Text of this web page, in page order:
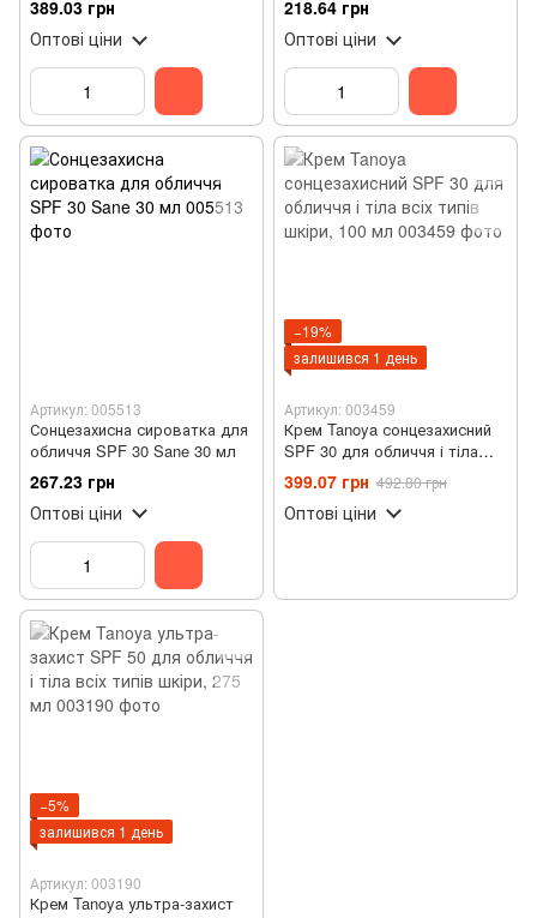
389.03 грн
Оптові ціни
218.64 грн
Оптові ціни
Артикул: 005513
Сонцезахисна сироватка для
обличчя SPF 30 Sane 30 мл
267.23 грн
Оптові ціни
−19%
залишився 1 день
Артикул: 003459
Крем Tanoya сонцезахисний
SPF 30 для обличчя і тіла
всіх типів шкіри, 100 мл
399.07 грн 492.80 грн
Оптові ціни
−5%
залишився 1 день
Артикул: 003190
Крем Tanoya ультра-захист